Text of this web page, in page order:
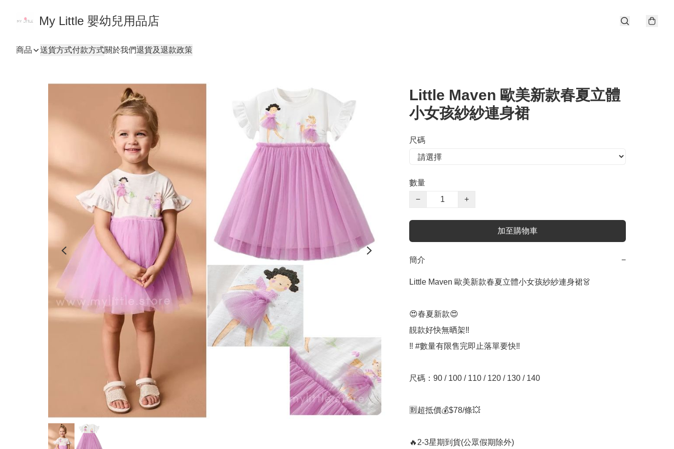
My Little 嬰幼兒用品店
商品 送貨方式付款方式關於我們退貨及退款政策
Little Maven 歐美新款春夏立體
小女孩紗紗連身裙
尺碼
數量
−
+
加至購物車
簡介 −
Little Maven 歐美新款春夏立體小女孩紗紗連身裙👗
😍春夏新款😍
靚款好快無晒架‼️
‼️ #數量有限售完即止落單要快‼️
尺碼：90 / 100 / 110 / 120 / 130 / 140
🈹超抵價💰$78/條💥
🔥2-3星期到貨(公眾假期除外)